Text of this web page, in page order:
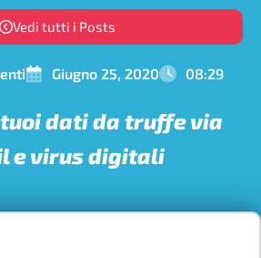
Vedi tutti i Posts
Giugno 25, 2020 08:29
dati da truffe via
e virus digitali